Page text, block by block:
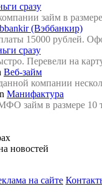
сразу
займ в
(Вэббанкир)
15000 рублей.
сразу
Перевели на
Веб-займ
компании
Манифактура
займ в размере 10
новостей
на сайте